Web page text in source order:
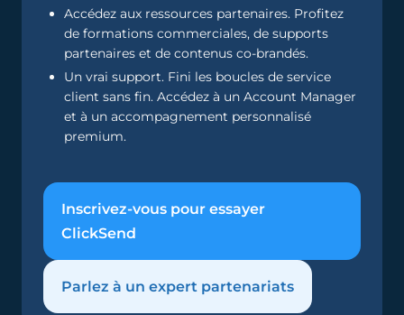
Accédez aux ressources partenaires. Profitez
de formations commerciales, de supports
partenaires et de contenus co-brandés.
Un vrai support. Fini les boucles de service
client sans fin. Accédez à un Account Manager
et à un accompagnement personnalisé
premium.
Inscrivez-vous pour essayer
ClickSend
Parlez à un expert partenariats